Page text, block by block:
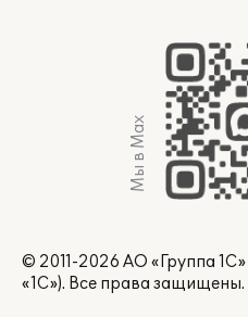
Мы в Max
© 2011-2026 АО «Группа
«1С»). Все права защищены.